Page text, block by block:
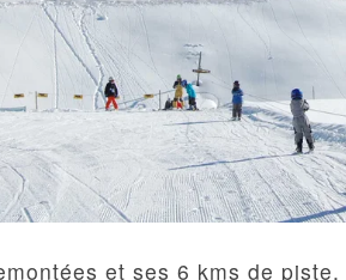
et ses 6 kms de